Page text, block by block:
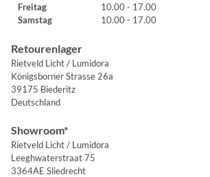
Freitag
10.00 - 17.00
Samstag
10.00 - 17.00
Retourenlager
Rietveld Licht / Lumidora
Königsborner Strasse 26a
39175 Biederitz
Deutschland
Showroom*
Rietveld Licht / Lumidora
Leeghwaterstraat 75
3364AE Sliedrecht